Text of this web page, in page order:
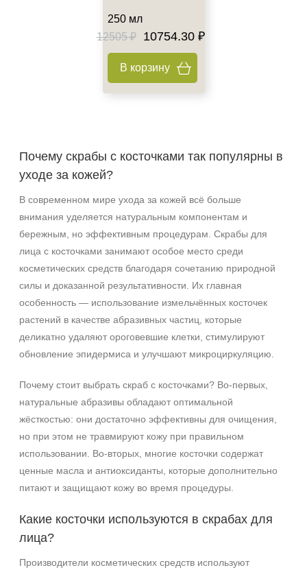
250 мл
12505 ₽
10754.30 ₽
В корзину
Почему скрабы с косточками так популярны в
уходе за кожей?
В современном мире ухода за кожей всё больше
внимания уделяется натуральным компонентам и
бережным, но эффективным процедурам. Скрабы для
лица с косточками занимают особое место среди
косметических средств благодаря сочетанию природной
силы и доказанной результативности. Их главная
особенность — использование измельчённых косточек
растений в качестве абразивных частиц, которые
деликатно удаляют ороговевшие клетки, стимулируют
обновление эпидермиса и улучшают микроциркуляцию.
Почему стоит выбрать скраб с косточками? Во‑первых,
натуральные абразивы обладают оптимальной
жёсткостью: они достаточно эффективны для очищения,
но при этом не травмируют кожу при правильном
использовании. Во‑вторых, многие косточки содержат
ценные масла и антиоксиданты, которые дополнительно
питают и защищают кожу во время процедуры.
Какие косточки используются в скрабах для
лица?
Производители косметических средств используют